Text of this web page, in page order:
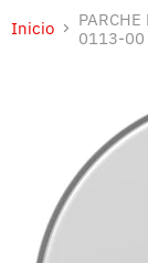
Inicio
0113-00